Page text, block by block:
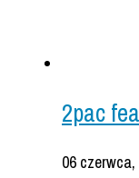
2pac
06 czerwca,